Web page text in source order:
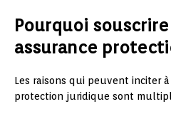
Pourquoi
assurance
Les raisons qui peuvent inciter
protection juridique sont